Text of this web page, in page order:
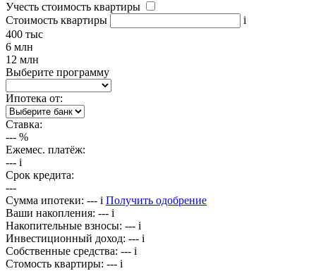
Учесть стоимость квартиры
Стоимость квартиры
i
400 тыс
6 млн
12 млн
Выберите программу
Ипотека от:
Ставка:
--- %
Ежемес. платёж:
--- i
Срок кредита:
---
Сумма ипотеки: --- i Получить одобрение
Ваши накопления: --- i
Накопительные взносы: --- i
Инвестиционный доход: --- i
Собственные средства: --- i
Стомость квартиры: --- i